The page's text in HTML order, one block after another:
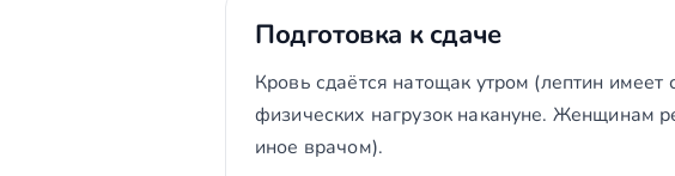
Подготовка к сдаче
Кровь сдаётся натощак утром (лептин
физических нагрузок накануне. Женщинам
иное врачом).